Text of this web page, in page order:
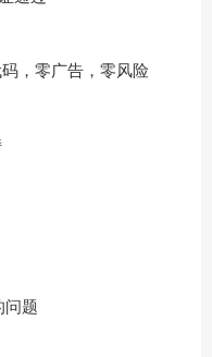
，零广告，零风险
问题